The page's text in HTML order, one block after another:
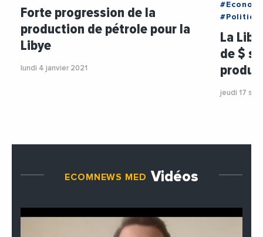
Forte progression de la
production de pétrole pour la
Libye
lundi 4 janvier 2021
La
de $
jeudi 17
ECOMNEWS MED Vidéos